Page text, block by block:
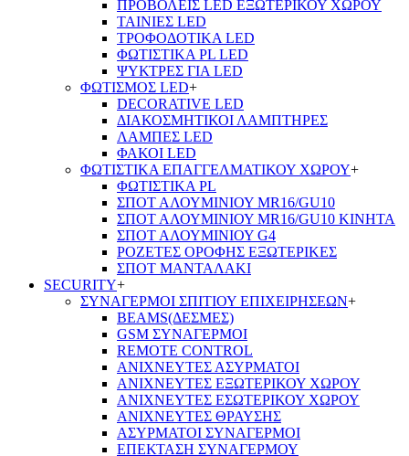
ΠΡΟΒΟΛΕΙΣ LED ΕΞΩΤΕΡΙΚΟΥ ΧΩΡΟΥ
ΤΑΙΝΙΕΣ LED
ΤΡΟΦΟΔΟΤΙΚΑ LED
ΦΩΤΙΣΤΙΚΑ PL LED
ΨΥΚΤΡΕΣ ΓΙΑ LED
ΦΩΤΙΣΜΟΣ LED+
DECORATIVE LED
ΔΙΑΚΟΣΜΗΤΙΚΟΙ ΛΑΜΠΤΗΡΕΣ
ΛΑΜΠΕΣ LED
ΦΑΚΟΙ LED
ΦΩΤΙΣΤΙΚΑ ΕΠΑΓΓΕΛΜΑΤΙΚΟΥ ΧΩΡΟΥ+
ΦΩΤΙΣΤΙΚΑ PL
ΣΠΟΤ ΑΛΟΥΜΙΝΙΟΥ MR16/GU10
ΣΠΟΤ ΑΛΟΥΜΙΝΙΟΥ MR16/GU10 ΚΙΝΗΤΑ
ΣΠΟΤ ΑΛΟΥΜΙΝΙΟΥ G4
ΡΟΖΕΤΕΣ ΟΡΟΦΗΣ ΕΞΩΤΕΡΙΚΕΣ
ΣΠΟΤ ΜΑΝΤΑΛΑΚΙ
SECURITY+
ΣΥΝΑΓΕΡΜΟΙ ΣΠΙΤΙΟΥ ΕΠΙΧΕΙΡΗΣΕΩΝ+
BEAMS(ΔΕΣΜΕΣ)
GSM ΣΥΝΑΓΕΡΜΟΙ
REMOTE CONTROL
ΑΝΙΧΝΕΥΤΕΣ ΑΣΥΡΜΑΤΟΙ
ΑΝΙΧΝΕΥΤΕΣ ΕΞΩΤΕΡΙΚΟΥ ΧΩΡΟΥ
ΑΝΙΧΝΕΥΤΕΣ ΕΣΩΤΕΡΙΚΟΥ ΧΩΡΟΥ
ΑΝΙΧΝΕΥΤΕΣ ΘΡΑΥΣΗΣ
ΑΣΥΡΜΑΤΟΙ ΣΥΝΑΓΕΡΜΟΙ
ΕΠΕΚΤΑΣΗ ΣΥΝΑΓΕΡΜΟΥ